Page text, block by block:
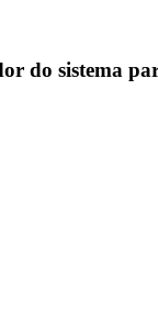
do sistema